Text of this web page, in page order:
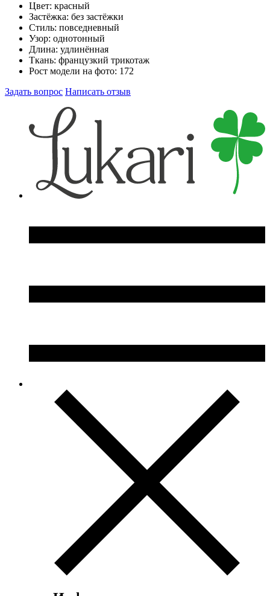
Цвет: красный
Застёжка: без застёжки
Стиль: повседневный
Узор: однотонный
Длина: удлинённая
Ткань: французкий трикотаж
Рост модели на фото: 172
Задать вопрос Написать отзыв